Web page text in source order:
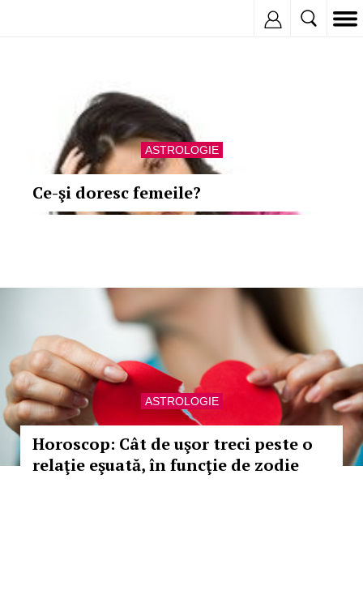
ASTROLOGIE
Ce-şi doresc femeile?
ASTROLOGIE
Horoscop: Cât de uşor treci peste o
relaţie eşuată, în funcţie de zodie